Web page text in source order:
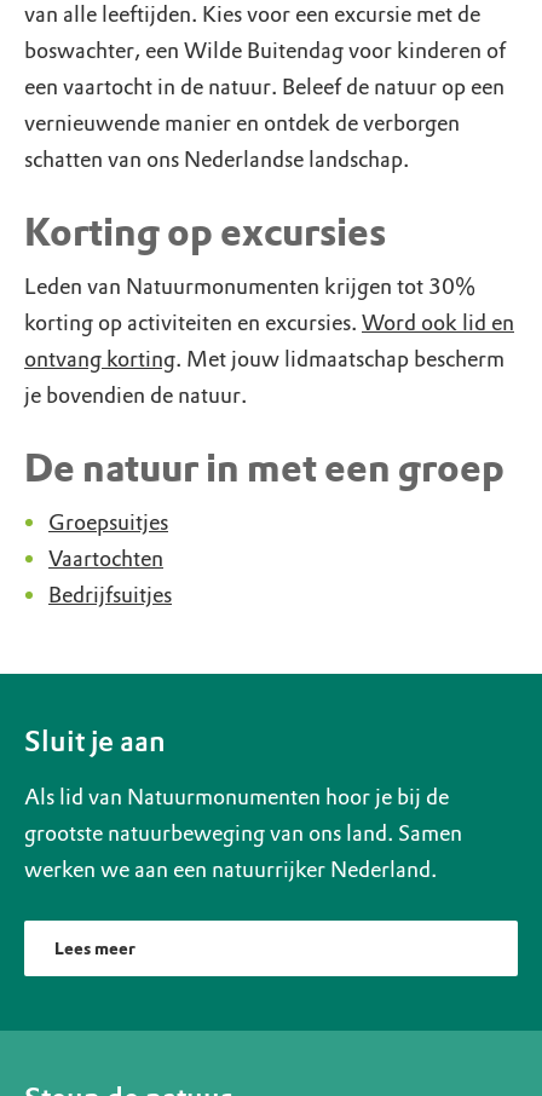
van alle leeftijden. Kies voor een excursie met de
boswachter, een Wilde Buitendag voor kinderen of
een vaartocht in de natuur. Beleef de natuur op een
vernieuwende manier en ontdek de verborgen
schatten van ons Nederlandse landschap.
Korting op excursies
Leden van Natuurmonumenten krijgen tot 30%
korting op activiteiten en excursies. Word ook lid en
ontvang korting. Met jouw lidmaatschap bescherm
je bovendien de natuur.
De natuur in met een groep
Groepsuitjes
Vaartochten
Bedrijfsuitjes
Sluit je aan
Als lid van Natuurmonumenten hoor je bij de
grootste natuurbeweging van ons land. Samen
werken we aan een natuurrijker Nederland.
Lees meer